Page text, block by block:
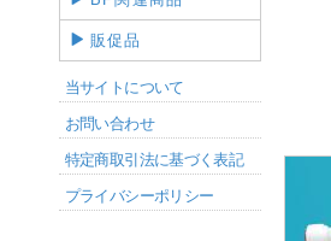
販促品
当サイトについて
お問い合わせ
特定商取引法に基づく表記
プライバシーポリシー